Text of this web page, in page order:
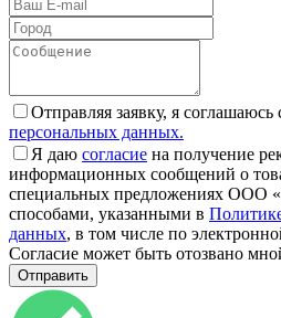
Отправляя заявку, я соглашаюсь
персональных данных.
Я даю согласие на получение
информационных сообщений о
специальных предложениях ООО
способами, указанными в
данных, в том числе по
Согласие может быть отозвано